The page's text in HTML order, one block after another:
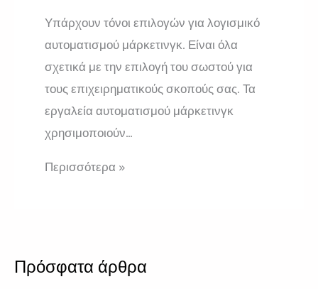
Υπάρχουν τόνοι επιλογών για λογισμικό
αυτοματισμού μάρκετινγκ. Είναι όλα
σχετικά με την επιλογή του σωστού για
τους επιχειρηματικούς σκοπούς σας. Τα
εργαλεία αυτοματισμού μάρκετινγκ
χρησιμοποιούν…
Περισσότερα »
Πρόσφατα άρθρα